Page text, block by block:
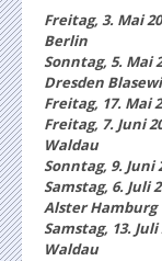
Freitag, 3. Mai
Berlin
Sonntag, 5. Mai
Dresden
Freitag, 17. Mai
Freitag, 7. Juni
Waldau
Sonntag, 9. Juni
Samstag, 6. Juli
Alster Hamburg
Samstag, 13. Juli
Waldau